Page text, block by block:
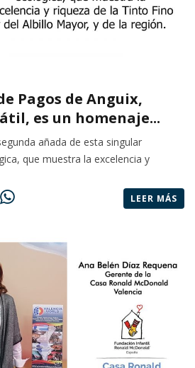
Pagos de Anguix,
es un homenaje...
añada de esta singular
que muestra la excelencia y
LEER MÁS